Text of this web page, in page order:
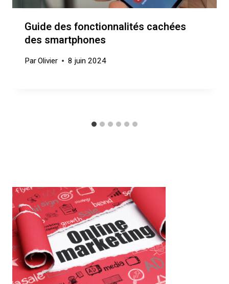
Guide des fonctionnalités cachées
des smartphones
ParOlivier 8 juin 2024